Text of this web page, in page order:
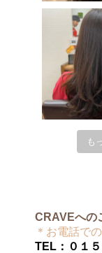
も
CRAVEへの
＊お電話で
TEL：０１